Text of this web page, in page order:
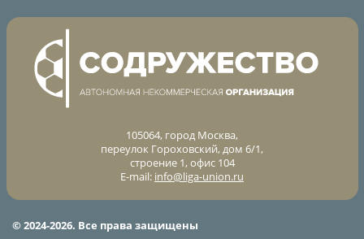
105064, город Москва,
переулок Гороховский, дом 6/1,
строение 1, офис 104
E-mail: info@liga-union.ru
© 2024-2026. Все права защищены